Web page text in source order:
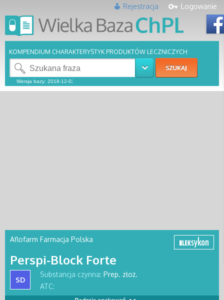
Logowanie
Rejestracja
KOMPENDIUM CHARAKTERYSTYK PRODUKTÓW LECZNICZYCH
Aflofarm Farmacja Polska
Perspi-Block Forte
Substancja czynna: Prep. złoż.
ATC:
SD